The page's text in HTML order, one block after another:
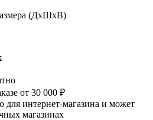
(ДхШхВ)
от 30 000 ₽
для интернет-магазина и может
магазинах